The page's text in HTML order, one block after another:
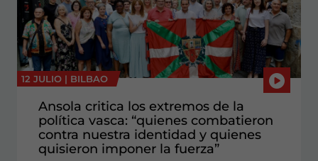
12 JULIO | BILBAO
Ansola critica los extremos de la
política vasca: “quienes combatieron
contra nuestra identidad y quienes
quisieron imponer la fuerza”